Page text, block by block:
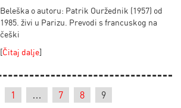
Beleška o autoru: Patrik Ouržednik (1957) od
1985. živi u Parizu. Prevodi s francuskog na
češki
[Čitaj dalje]
1 … 7 8 9